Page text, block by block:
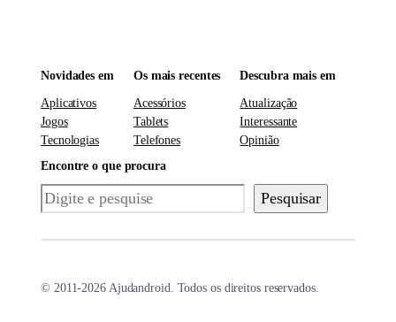
Novidades em
Aplicativos
Jogos
Tecnologias
Os mais recentes
Acessórios
Tablets
Telefones
Descubra mais em
Atualização
Interessante
Opinião
Encontre o que procura
Pesquisar Pesquisar
© 2011-2026 Ajudandroid. Todos os direitos reservados.